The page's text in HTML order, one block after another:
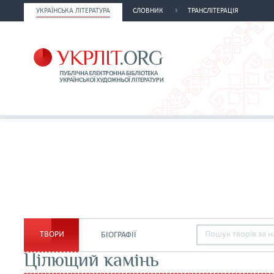
УКРАЇНСЬКА ЛІТЕРАТУРА СЛОВНИК ТРАНСЛІТЕРАЦІЯ
ТВОРИ БІОГРАФІЇ
Цілющий камінь